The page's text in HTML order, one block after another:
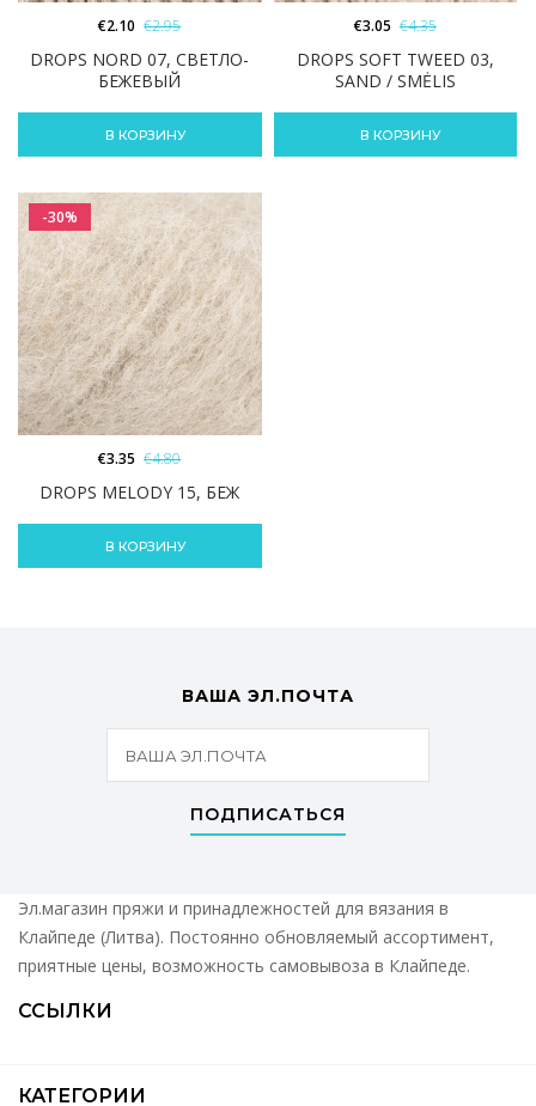
DROPS NORD 07, СВЕТЛО-
БЕЖЕВЫЙ
€2.10 €2.95
В КОРЗИНУ
DROPS SOFT TWEED 03,
SAND / SMĖLIS
€3.05 €4.35
В КОРЗИНУ
-30%
DROPS MELODY 15, БЕЖ
€3.35 €4.80
В КОРЗИНУ
ВАША ЭЛ.ПОЧТА
ПОДПИСАТЬСЯ
Эл.магазин пряжи и принадлежностей для вязания в
Клайпеде (Литва). Постоянно обновляемый ассортимент,
приятные цены, возможность самовывоза в Клайпеде.
ССЫЛКИ
КАТЕГОРИИ